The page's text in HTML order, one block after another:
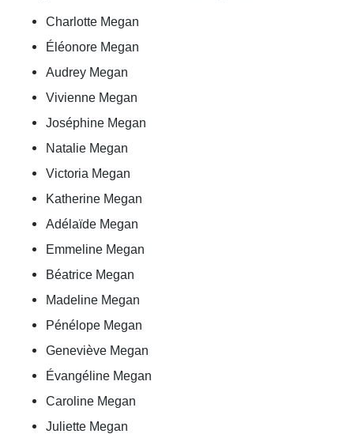
Charlotte Megan
Éléonore Megan
Audrey Megan
Vivienne Megan
Joséphine Megan
Natalie Megan
Victoria Megan
Katherine Megan
Adélaïde Megan
Emmeline Megan
Béatrice Megan
Madeline Megan
Pénélope Megan
Geneviève Megan
Évangéline Megan
Caroline Megan
Juliette Megan